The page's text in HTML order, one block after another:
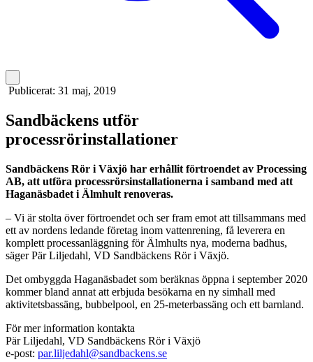
Publicerat: 31 maj, 2019
Sandbäckens utför
processrörinstallationer
Sandbäckens Rör i Växjö har erhållit förtroendet av Processing
AB, att utföra processrörsinstallationerna i samband med att
Haganäsbadet i Älmhult renoveras.
– Vi är stolta över förtroendet och ser fram emot att tillsammans med
ett av nordens ledande företag inom vattenrening, få leverera en
komplett processanläggning för Älmhults nya, moderna badhus,
säger Pär Liljedahl, VD Sandbäckens Rör i Växjö.
Det ombyggda Haganäsbadet som beräknas öppna i september 2020
kommer bland annat att erbjuda besökarna en ny simhall med
aktivitetsbassäng, bubbelpool, en 25-meterbassäng och ett barnland.
För mer information kontakta
Pär Liljedahl, VD Sandbäckens Rör i Växjö
e-post: par.liljedahl@sandbackens.se